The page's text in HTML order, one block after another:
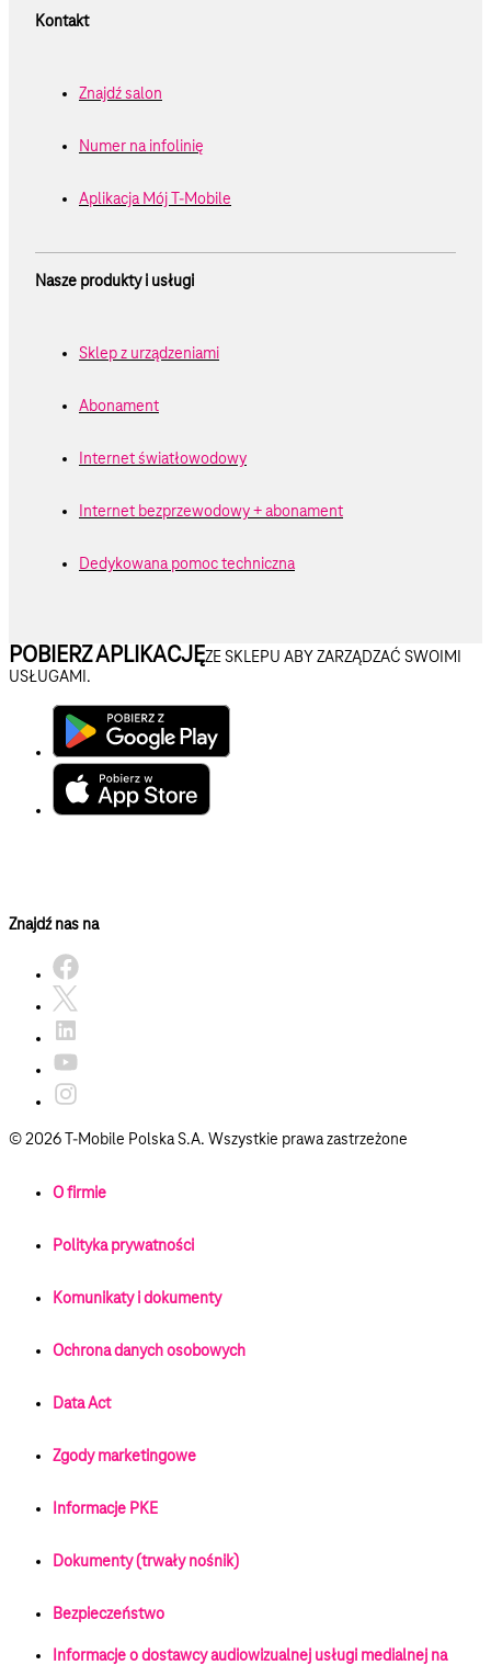
Kontakt
Znajdź salon
Numer na infolinię
Aplikacja Mój T-Mobile
Nasze produkty i usługi
Sklep z urządzeniami
Abonament
Internet światłowodowy
Internet bezprzewodowy + abonament
Dedykowana pomoc techniczna
POBIERZ APLIKACJĘZE SKLEPU ABY ZARZĄDZAĆ SWOIMI
USŁUGAMI.
Znajdź nas na
© 2026 T‑Mobile Polska S.A. Wszystkie prawa zastrzeżone
O firmie
Polityka prywatności
Komunikaty i dokumenty
Ochrona danych osobowych
Data Act
Zgody marketingowe
Informacje PKE
Dokumenty (trwały nośnik)
Bezpieczeństwo
Informacje o dostawcy audiowizualnej usługi medialnej na